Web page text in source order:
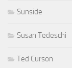
Sunside
Susan Tedeschi
Ted Curson